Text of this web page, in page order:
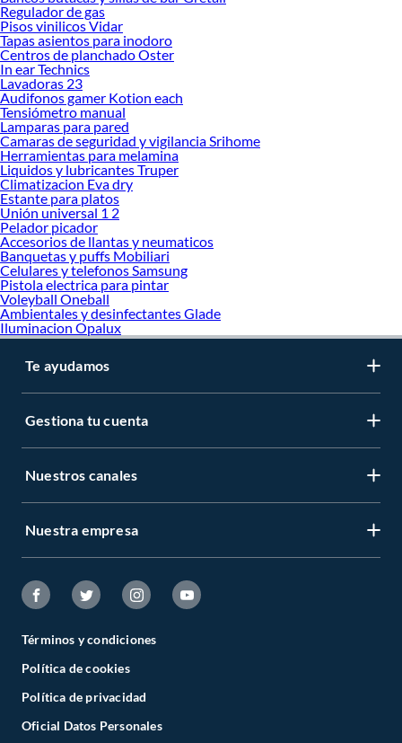
esta manera, inviertes en durabilidad, rendimiento, excelencia y satisfacción
garantizada.
Regulador de gas
Pisos vinilicos Vidar
Tapas asientos para inodoro
Centros de planchado Oster
In ear Technics
Lavadoras 23
Audifonos gamer Kotion each
Tensiómetro manual
Lamparas para pared
Camaras de seguridad y vigilancia Srihome
Herramientas para melamina
Liquidos y lubricantes Truper
Climatizacion Eva dry
Estante para platos
Unión universal 1 2
Pelador picador
Accesorios de llantas y neumaticos
Banquetas y puffs Mobiliari
Celulares y telefonos Samsung
Pistola electrica para pintar
Voleyball Oneball
Ambientales y desinfectantes Glade
Iluminacion Opalux
Te ayudamos
Gestiona tu cuenta
Nuestros canales
Nuestra empresa
Términos y condiciones
Política de cookies
Política de privacidad
Oficial Datos Personales